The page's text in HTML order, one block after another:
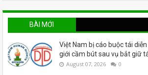
BÀI MỚI
Việt Nam bị cáo buộc tái
giới cầm bút sau vụ bắt giữ
August 07, 2026 0